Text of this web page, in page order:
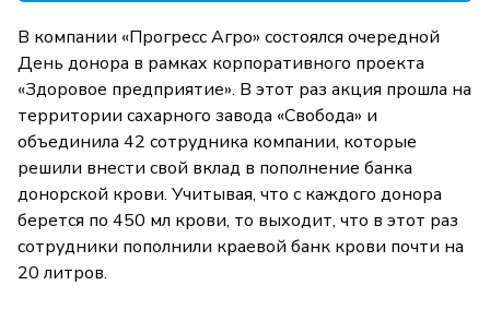
В компании «Прогресс Агро» состоялся очередной
День донора в рамках корпоративного проекта
«Здоровое предприятие». В этот раз акция прошла на
территории сахарного завода «Свобода» и
объединила 42 сотрудника компании, которые
решили внести свой вклад в пополнение банка
донорской крови. Учитывая, что с каждого донора
берется по 450 мл крови, то выходит, что в этот раз
сотрудники пополнили краевой банк крови почти на
20 литров.